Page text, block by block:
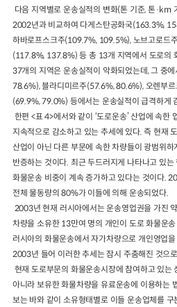
다음 지역별로 운송실적의 변화(톤 기준, 톤·km
2002년과 비교하여 다게스탄공화국(163.3%,
하바로프스크주(109.7%, 109.5%), 노브고로드
(117.8%, 137.8%) 등 총 13개 지역에서 도로의
37개의 지역은 운송실적이 악화되었는데, 그 중
78.6%), 블라디미르주(57.6%, 80.6%), 오렌부
(69.9%, 79.0%) 등에서는 운송실적이 급격하게
한편 <표 4>에서와 같이 ‘도로운송’ 산업에 속한
지속적으로 감소하고 있는 추세에 있다. 즉 현재
산업이 아닌 다른 부문에 속한 차량들이 광범위
반증하는 것이다. 최근 두드러지게 나타나고 있
화물운송 비중이 계속 증가하고 있다는 것이다.
전체 물동량의 80%가 이들에 의해 운송되었다.
2003년 현재 러시아에서는 운송영업권을 가진
차량을 소유한 13만여 명의 개인이 도로 화물운
러시아의 화물운송에서 자가차량으로 개인영업
2003년 들어 이러한 추세는 잠시 주춤해진 것으
현재 도로부문의 화물운송시장에 참여하고 있는
아니라 보유한 화물차량을 유료운송에 이용하는
보는 바와 같이 소유형태별로 이들 운송업체를